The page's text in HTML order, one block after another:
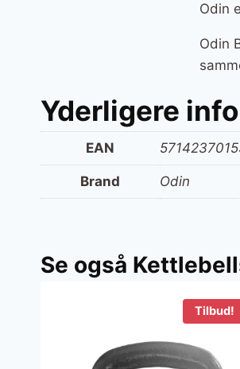
Odin
Odin
Yderligere
EAN
Brand Odin
Se også
Tilbud!